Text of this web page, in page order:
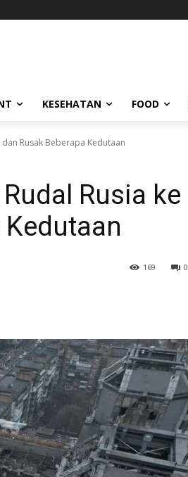
KESEHATAN FOOD
Rusak Beberapa Kedutaan
Rusia ke
Kedutaan
0
169